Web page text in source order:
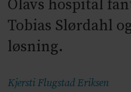
Olavs hospital
Tobias Slørdahl
løsning.
Kjersti FlugstadEriksen